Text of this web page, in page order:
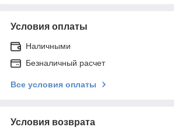
Условия оплаты
Наличными
Безналичный расчет
Все условия оплаты
Условия возврата